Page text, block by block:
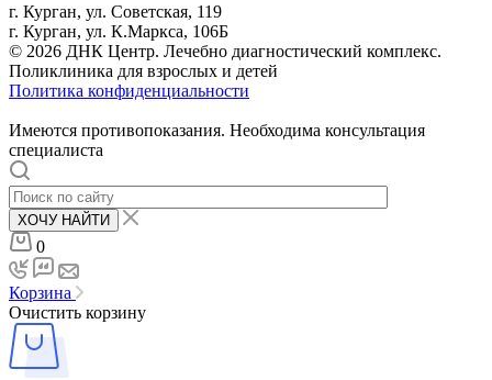
г. Курган, ул. Советская, 119
г. Курган, ул. К.Маркса, 106Б
© 2026 ДНК Центр. Лечебно диагностический комплекс.
Поликлиника для взрослых и детей
Политика конфиденциальности
Имеются противопоказания. Необходима консультация
специалиста
ХОЧУ НАЙТИ
0
Корзина
Очистить корзину